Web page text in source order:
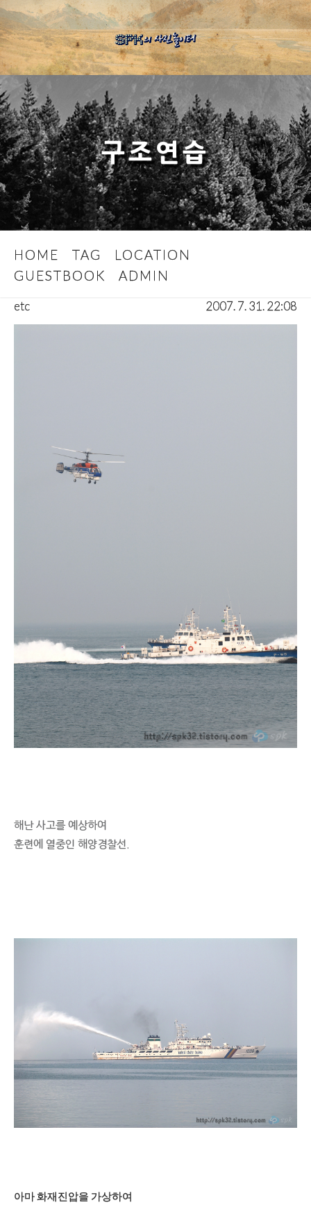
구조연습
HOME TAG
LOCATION
GUESTBOOK
ADMIN
etc 2007. 7. 31. 22:08
해난 사고를 예상하여
훈련에 열중인 해양경찰선.
아마 화재진압을 가상하여